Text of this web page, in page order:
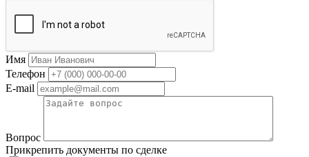
Имя
Телефон
E-mail
Вопрос
Прикрепить документы по сделке